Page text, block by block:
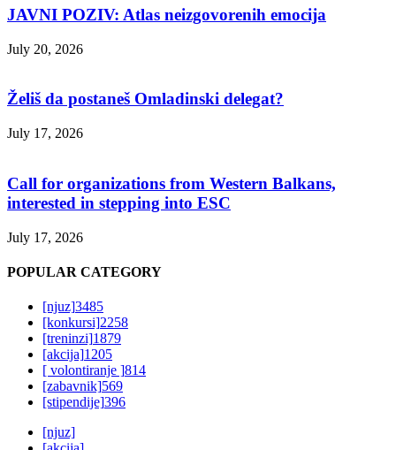
JAVNI POZIV: Atlas neizgovorenih emocija
July 20, 2026
Želiš da postaneš Omladinski delegat?
July 17, 2026
Call for organizations from Western Balkans,
interested in stepping into ESC
July 17, 2026
POPULAR CATEGORY
[njuz]3485
[konkursi]2258
[treninzi]1879
[akcija]1205
[ volontiranje ]814
[zabavnik]569
[stipendije]396
[njuz]